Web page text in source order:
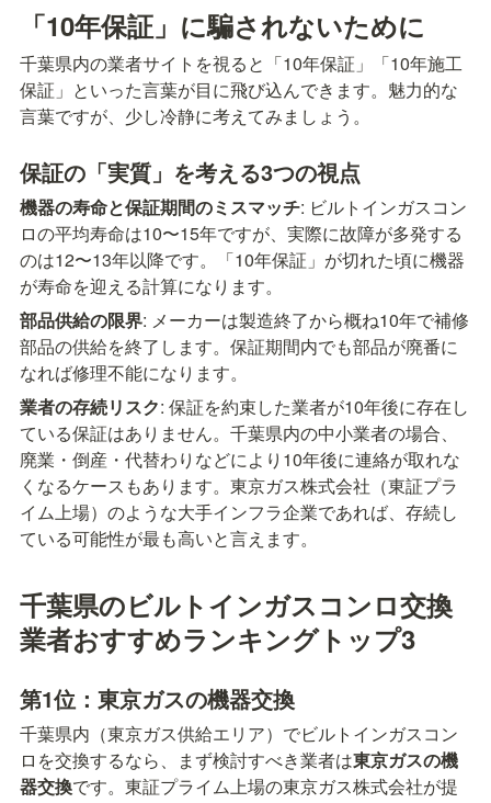
「10年保証」に騙されないために
千葉県内の業者サイトを視ると「10年保証」「10年施工
保証」といった言葉が目に飛び込んできます。魅力的な
言葉ですが、少し冷静に考えてみましょう。
保証の「実質」を考える3つの視点
機器の寿命と保証期間のミスマッチ: ビルトインガスコン
ロの平均寿命は10〜15年ですが、実際に故障が多発する
のは12〜13年以降です。「10年保証」が切れた頃に機器
が寿命を迎える計算になります。
部品供給の限界: メーカーは製造終了から概ね10年で補修
部品の供給を終了します。保証期間内でも部品が廃番に
なれば修理不能になります。
業者の存続リスク: 保証を約束した業者が10年後に存在し
ている保証はありません。千葉県内の中小業者の場合、
廃業・倒産・代替わりなどにより10年後に連絡が取れな
くなるケースもあります。東京ガス株式会社（東証プラ
イム上場）のような大手インフラ企業であれば、存続し
ている可能性が最も高いと言えます。
千葉県のビルトインガスコンロ交換
業者おすすめランキングトップ3
第1位：東京ガスの機器交換
千葉県内（東京ガス供給エリア）でビルトインガスコン
ロを交換するなら、まず検討すべき業者は東京ガスの機
器交換です。東証プライム上場の東京ガス株式会社が提